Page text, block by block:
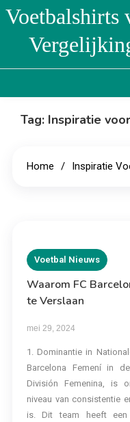
Skip
content
Voetbalshirts
Tag: Inspiratie
Home Inspiratie
Voetbal Nieuws
Waarom FC
te Verslaan
mei 29, 2024
1. Dominantie in
Barcelona Femení in
División Femenina, is
niveau van consistentie
is. Dit team heeft een